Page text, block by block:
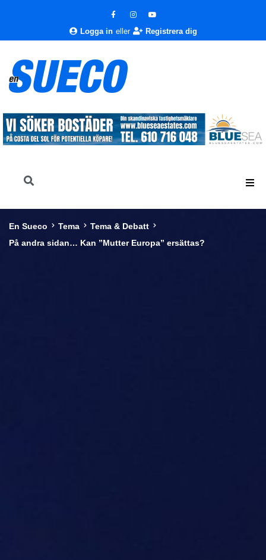
Logga in eller Registrera dig
En Sueco Tema
Tema & Debatt
På andra sidan… Kan ”Mutter Europa” ersättas?